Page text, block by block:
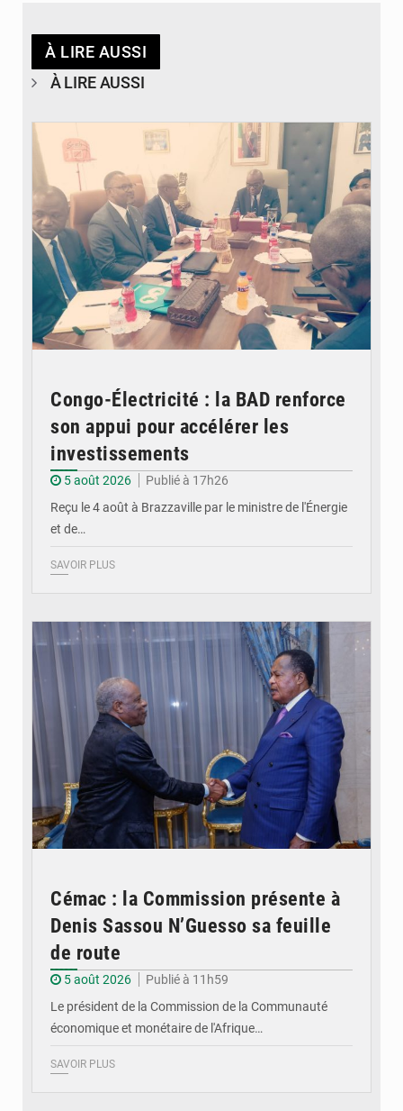
À LIRE AUSSI
À LIRE AUSSI
Congo-Électricité : la BAD renforce
son appui pour accélérer les
investissements
5 août 2026
Publié à 17h26
Reçu le 4 août à Brazzaville par le ministre de l'Énergie
et de…
SAVOIR PLUS
Cémac : la Commission présente à
Denis Sassou N’Guesso sa feuille
de route
5 août 2026
Publié à 11h59
Le président de la Commission de la Communauté
économique et monétaire de l'Afrique…
SAVOIR PLUS